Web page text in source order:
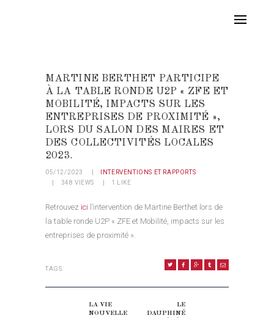
MARTINE BERTHET PARTICIPE
À LA TABLE RONDE U2P « ZFE ET
MOBILITÉ, IMPACTS SUR LES
ENTREPRISES DE PROXIMITÉ »,
LORS DU SALON DES MAIRES ET
DES COLLECTIVITÉS LOCALES
2023.
05/12/2023
INTERVENTIONS ET RAPPORTS
348 VIEWS 1 LIKE
Retrouvez ici l’intervention de Martine Berthet lors de
la table ronde U2P « ZFE et Mobilité, impacts sur les
entreprises de proximité ».
TAGS:
Previous post:
LA VIE
NOUVELLE
Next post:
LE
DAUPHINÉ